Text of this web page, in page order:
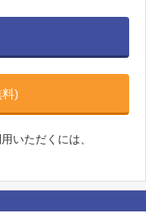
)
いただくには、